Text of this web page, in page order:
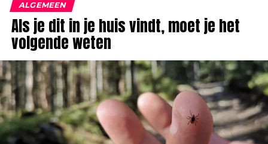
ALGEMEEN
Als je dit in je huis vindt, moet je het
volgende weten